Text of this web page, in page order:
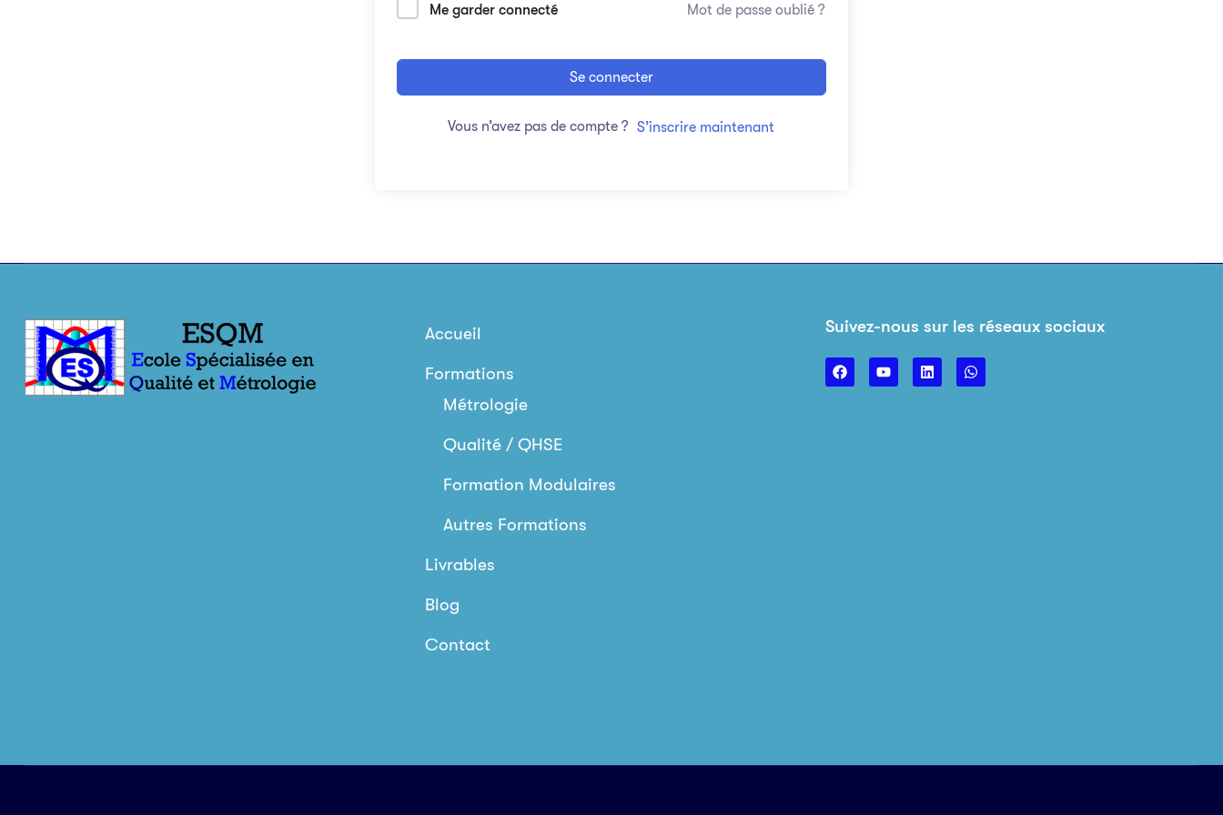
Me garder connecté Mot de passe oublié ?
Se connecter
Vous n’avez pas de compte ? S’inscrire maintenant
Accueil
Formations
Métrologie
Qualité / QHSE
Formation Modulaires
Autres Formations
Livrables
Blog
Contact
Suivez-nous sur les réseaux sociaux